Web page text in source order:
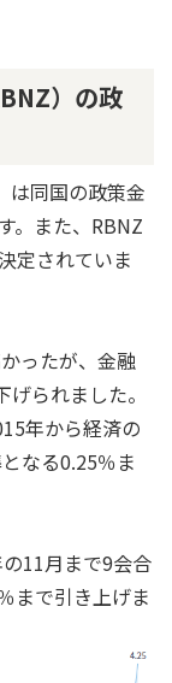
）の政
は同国の政策金
。また、RBNZ
定されていま
ったが、金融
られました。
年から経済の
なる0.25％ま
11月まで9会合
まで引き上げま